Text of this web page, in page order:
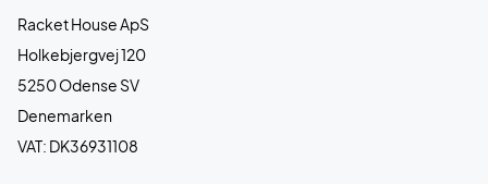
Racket House ApS
Holkebjergvej 120
5250 Odense SV
Denemarken
VAT: DK36931108